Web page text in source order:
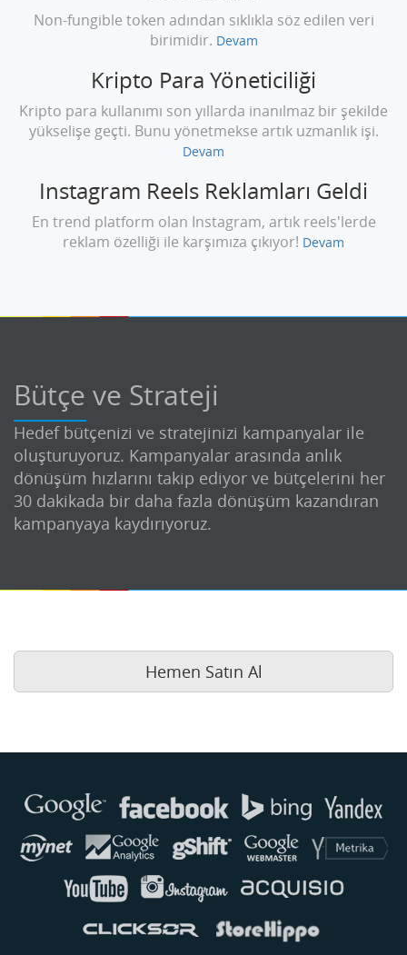
Non-fungible token adından sıklıkla söz edilen veri
birimidir. Devam
Kripto Para Yöneticiliği
Kripto para kullanımı son yıllarda inanılmaz bir şekilde
yükselişe geçti. Bunu yönetmekse artık uzmanlık işi.
Devam
Instagram Reels Reklamları Geldi
En trend platform olan Instagram, artık reels'lerde
reklam özelliği ile karşımıza çıkıyor! Devam
Bütçe ve Strateji
Hedef bütçenizi ve stratejinizi kampanyalar ile
oluşturuyoruz. Kampanyalar arasında anlık
dönüşüm hızlarını takip ediyor ve bütçelerini her
30 dakikada bir daha fazla dönüşüm kazandıran
kampanyaya kaydırıyoruz.
Hemen Satın Al
Buse